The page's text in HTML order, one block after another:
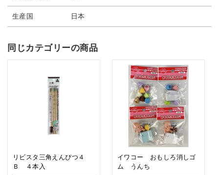
生産国 日本
同じカテゴリーの商品
リビスタ三角えんぴつ４
Ｂ ４本入
イワコー おもしろ消しゴ
ム うんち